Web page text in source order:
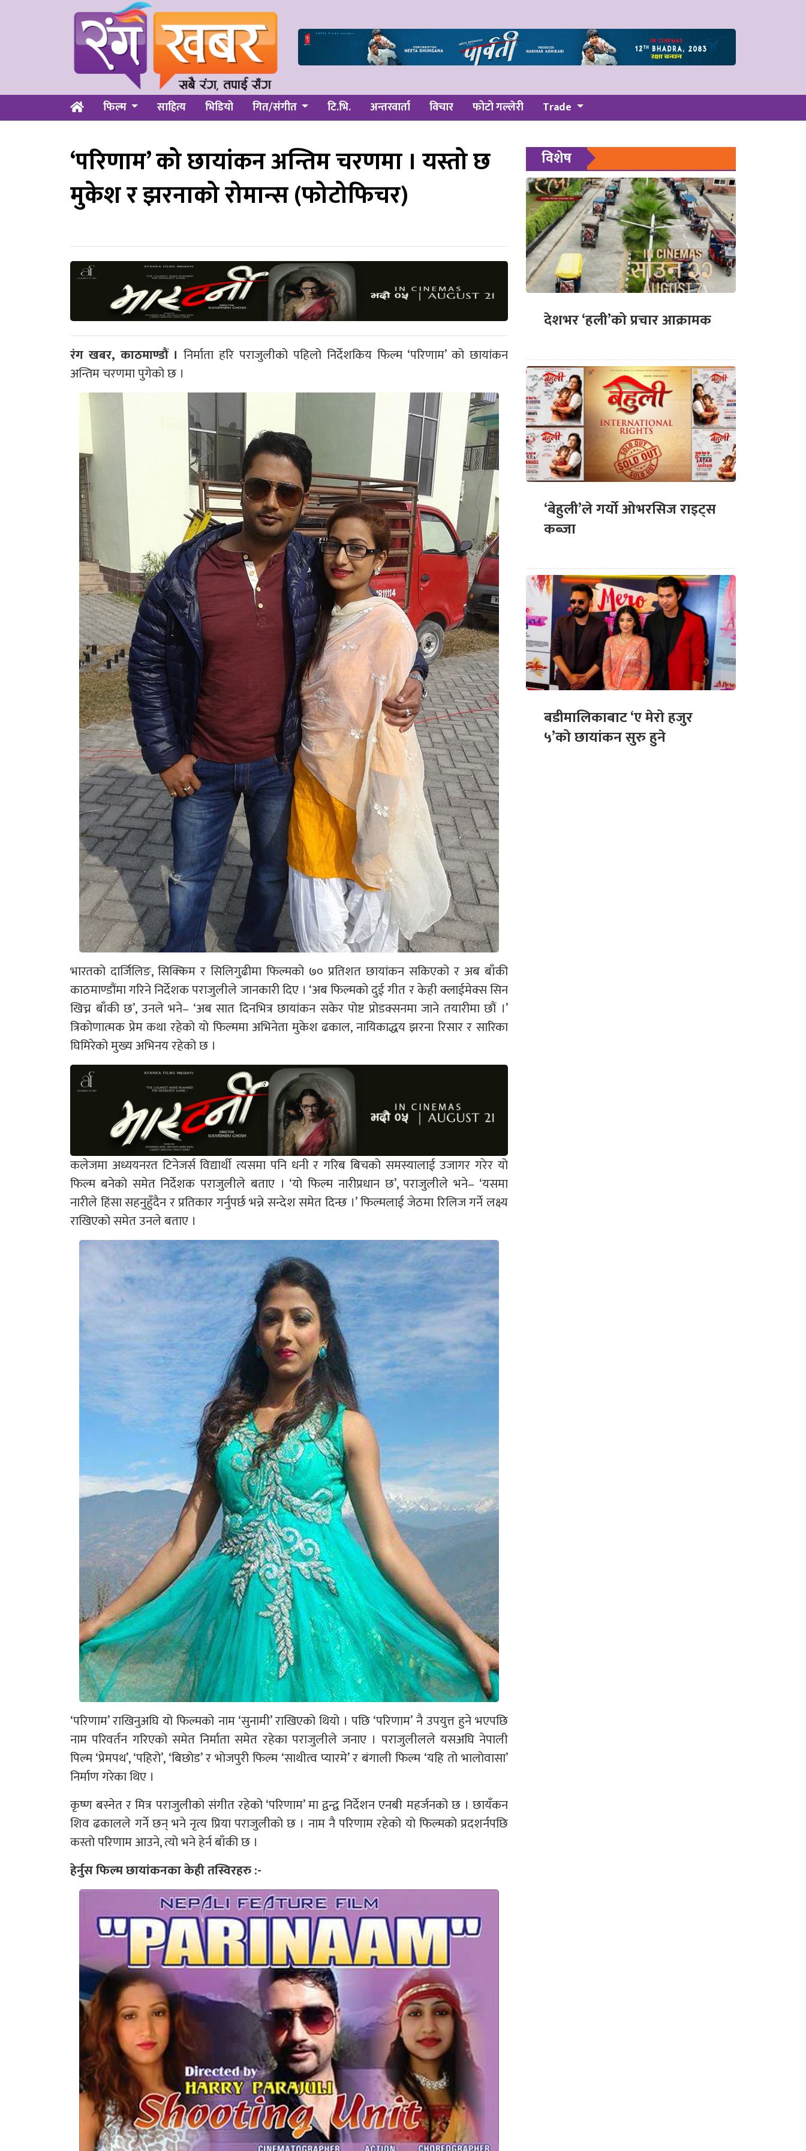
फिल्म साहित्य भिडियो गित/संगीत टि.भि. अन्तरवार्ता विचार फोटो गल्लेरी Trade
‘परिणाम’ को छायांकन अन्तिम चरणमा । यस्तो छ
मुकेश र झरनाको रोमान्स (फोटोफिचर)
रंग खबर, काठमाण्डौं । निर्माता हरि पराजुलीको पहिलो निर्देशकिय फिल्म ‘परिणाम’ को छायांकन
अन्तिम चरणमा पुगेको छ ।
भारतको दार्जिलिङ, सिक्किम र सिलिगुढीमा फिल्मको ७० प्रतिशत छायांकन सकिएको र अब बाँकी
काठमाण्डौंमा गरिने निर्देशक पराजुलीले जानकारी दिए । ‘अब फिल्मको दुई गीत र केही क्लाईमेक्स सिन
खिच्न बाँकी छ’, उनले भने– ‘अब सात दिनभित्र छायांकन सकेर पोष्ट प्रोडक्सनमा जाने तयारीमा छौं ।’
त्रिकोणात्मक प्रेम कथा रहेको यो फिल्ममा अभिनेता मुकेश ढकाल, नायिकाद्धय झरना रिसार र सारिका
घिमिरेको मुख्य अभिनय रहेको छ ।
कलेजमा अध्ययनरत टिनेजर्स विद्यार्थी त्यसमा पनि धनी र गरिब बिचको समस्यालाई उजागर गरेर यो
फिल्म बनेको समेत निर्देशक पराजुलीले बताए । ‘यो फिल्म नारीप्रधान छ’, पराजुलीले भने– ‘यसमा
नारीले हिंसा सहनुहुँदैन र प्रतिकार गर्नुपर्छ भन्ने सन्देश समेत दिन्छ ।’ फिल्मलाई जेठमा रिलिज गर्ने लक्ष्य
राखिएको समेत उनले बताए ।
‘परिणाम’ राखिनुअघि यो फिल्मको नाम ‘सुनामी’ राखिएको थियो । पछि ‘परिणाम’ नै उपयुत्त हुने भएपछि
नाम परिवर्तन गरिएको समेत निर्माता समेत रहेका पराजुलीले जनाए । पराजुलीलले यसअघि नेपाली
पिल्म ‘प्रेमपथ’, ‘पहिरो’, ‘बिछोड’ र भोजपुरी फिल्म ‘साथीत्व प्यारमे’ र बंगाली फिल्म ‘यहि तो भालोवासा’
निर्माण गरेका थिए ।
कृष्ण बस्नेत र मित्र पराजुलीको संगीत रहेको ‘परिणाम’ मा द्वन्द्व निर्देशन एनबी महर्जनको छ । छायँकन
शिव ढकालले गर्ने छन् भने नृत्य प्रिया पराजुलीको छ । नाम नै परिणाम रहेको यो फिल्मको प्रदशर्नपछि
कस्तो परिणाम आउने, त्यो भने हेर्न बाँकी छ ।
हेर्नुस फिल्म छायांकनका केही तस्विरहरु :-
विशेष
देशभर ‘हली’को प्रचार आक्रामक
‘बेहुली’ले गर्यो ओभरसिज राइट्स
कब्जा
बडीमालिकाबाट ‘ए मेरो हजुर
५’को छायांकन सुरु हुने